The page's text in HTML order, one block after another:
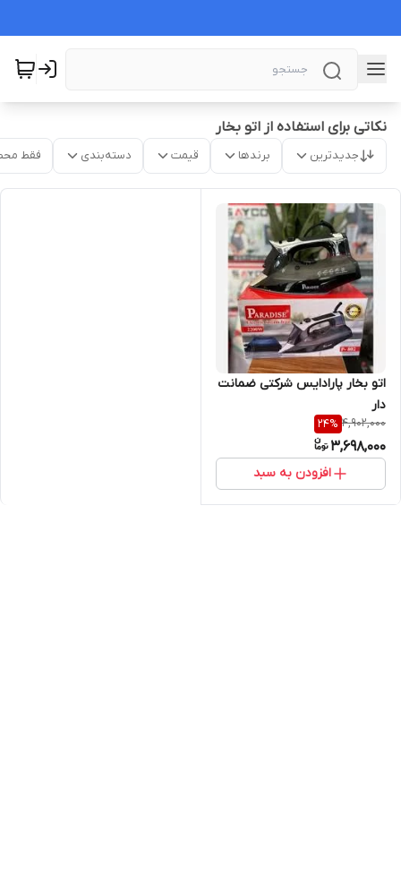
نکاتی برای استفاده از اتو بخار
جدیدترین برندها قیمت دسته‌بندی فقط
اتو بخار پارادایس شرکتی ضمانت
دار
4,902,000
24%
3,698,000
افزودن به سبد